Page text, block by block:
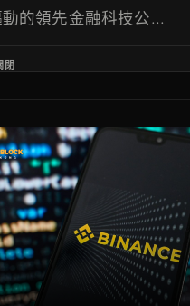
的領先金融科技公...
閉